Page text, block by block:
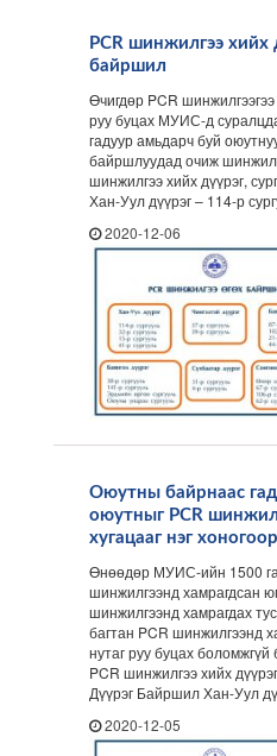
PCR шинжилгээ хийх
байршил
Өчигдөр PCR
руу буцах МУИС-д
гадуур амьдарч буй
байршлуудад очиж
шинжилгээ хийх дүүрэг,
Хан-Уул дүүрэг – 114-р
2020-12-06
Оюутны байрнаас
оюутныг PCR
хугацааг нэг
Өнөөдөр МУИС-ийн 1500
шинжилгээнд хамрагдсан
шинжилгээнд хамрагдах
багтан PCR шинжилгээнд
нутаг руу буцах
PCR шинжилгээ хийх
Дүүрэг Байршил Хан-Уул
2020-12-05